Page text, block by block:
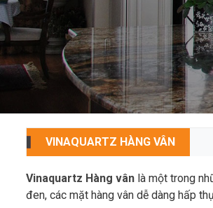
VINAQUARTZ HÀNG VÂN
Vinaquartz Hàng vân là một trong
đen, các mặt hàng vân dễ dàng hấp